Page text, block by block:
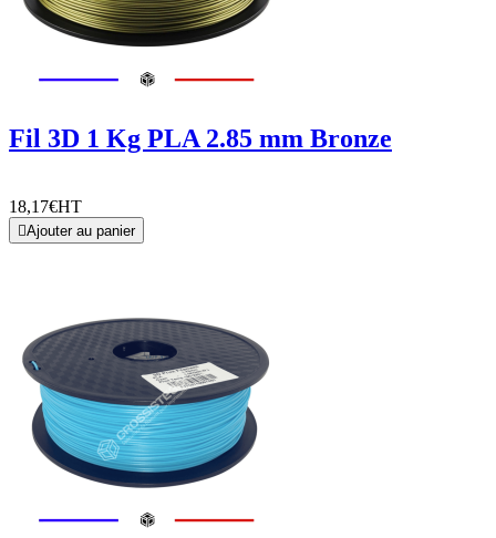
Fil 3D 1 Kg PLA 2.85 mm Bronze
18,17€HT
Ajouter au panier